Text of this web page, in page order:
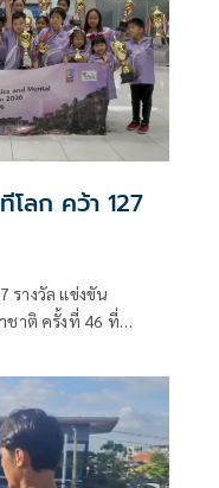
โลก คว้า 127
รางวัล แข่งขัน
าติ ครั้งที่ 46 ที่